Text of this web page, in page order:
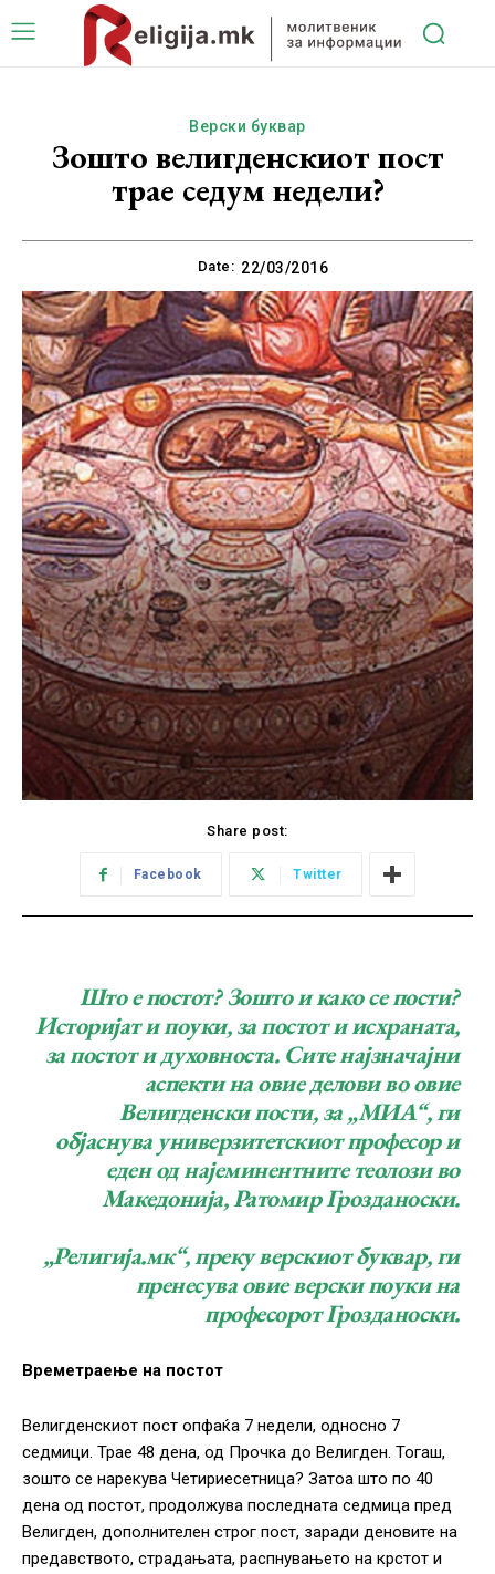
Верски буквар
Зошто велигденскиот пост
трае седум недели?
Date: 22/03/2016
Share post:
Facebook Twitter
Што е постот? Зошто и како се пости?
Историјат и поуки, за постот и исхраната,
за постот и духовноста. Сите најзначајни
аспекти на овие делови во овие
Велигденски пости, за „МИА“, ги
објаснува универзитетскиот професор и
еден од најеминентните теолози во
Македонија, Ратомир Грозданоски.
„Религија.мк“, преку верскиот буквар, ги
пренесува овие верски поуки на
професорот Грозданоски.
Времетраење на постот
Велигденскиот пост опфаќа 7 недели, односно 7
седмици. Трае 48 дена, од Прочка до Велигден. Тогаш,
зошто се нарекува Четириесетница? Затоа што по 40
дена од постот, продолжува последната седмица пред
Велигден, дополнителен строг пост, заради деновите на
предавството, страдањата, распнувањето на крстот и